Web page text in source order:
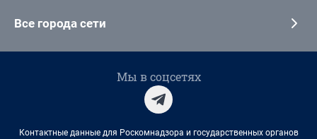
Все города сети
Мы в соцсетях
Контактные данные для Роскомнадзора и государственных органов